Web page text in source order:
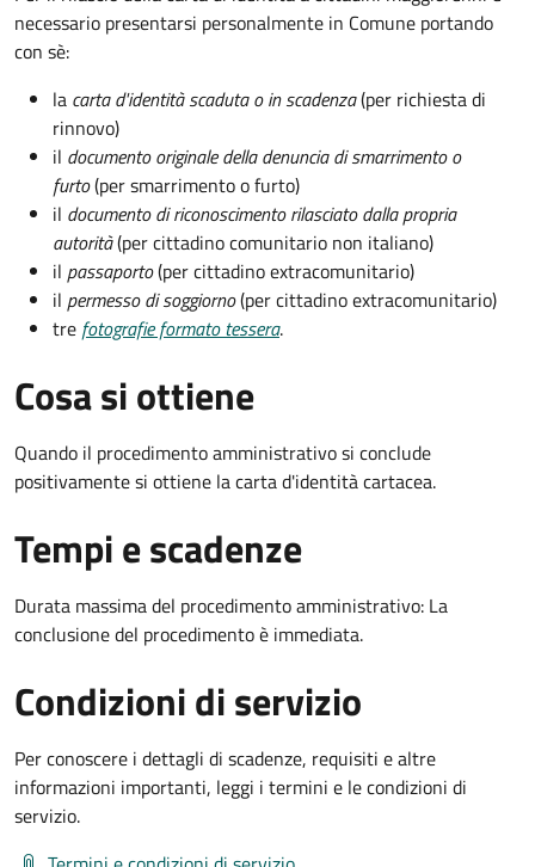
necessario presentarsi personalmente in Comune portando
con sè:
la carta d'identità scaduta o in scadenza(per richiesta di
rinnovo)
il documento originale della denuncia di smarrimento o
furto(per smarrimento o furto)
il documento di riconoscimento rilasciato dalla propria
autorità(per cittadino comunitario non italiano)
il passaporto(per cittadino extracomunitario)
il permesso di soggiorno(per cittadino extracomunitario)
tre fotografie formato tessera.
Cosa si ottiene
Quando il procedimento amministrativo si conclude
positivamente si ottiene la carta d'identità cartacea.
Tempi e scadenze
Durata massima del procedimento amministrativo: La
conclusione del procedimento è immediata.
Condizioni di servizio
Per conoscere i dettagli di scadenze, requisiti e altre
informazioni importanti, leggi i termini e le condizioni di
servizio.